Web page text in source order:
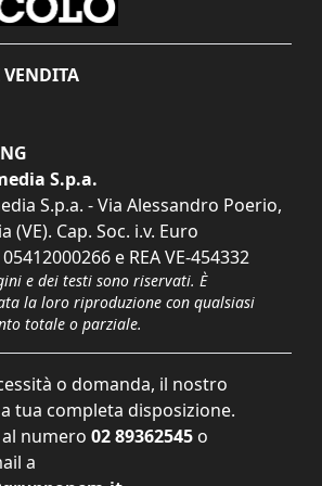
S.p.a.
S.p.a. - Via Alessandro Poerio,
(VE). Cap. Soc. i.v. Euro
e REA VE-454332
e dei testi sono riservati. È
la loro riproduzione con qualsiasi
totale o parziale.
o domanda, il nostro
tua completa disposizione.
numero 02 89362545 o
a